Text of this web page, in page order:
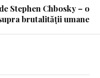
Stephen Chbosky – o
brutalității umane